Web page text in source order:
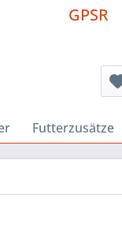
GPSR
Futterzusätze